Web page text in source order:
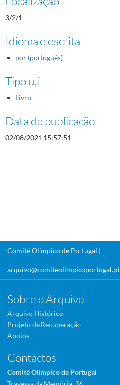
3/2/1
Idioma e escrita
por (português)
Tipo u.i.
Livro
Data de publicação
02/08/2021 15:57:51
Comité Olímpico de Portugal |
arquivo@comiteolimpicoportugal.pt
Sobre o Arquivo
Arquivo Histórico
Projeto de Recuperação
Apoios
Contactos
Comité Olímpico de Portugal
Travessa da Memória, 36